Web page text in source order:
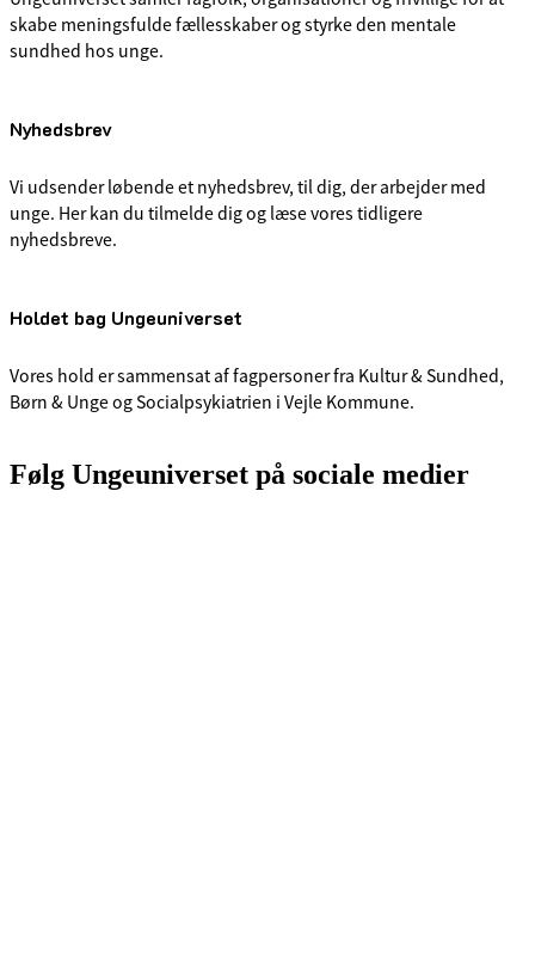
skabe meningsfulde fællesskaber og styrke den mentale
sundhed hos unge.
Nyhedsbrev
Vi udsender løbende et nyhedsbrev, til dig, der arbejder med
unge. Her kan du tilmelde dig og læse vores tidligere
nyhedsbreve.
Holdet bag Ungeuniverset
Vores hold er sammensat af fagpersoner fra Kultur & Sundhed,
Børn & Unge og Socialpsykiatrien i Vejle Kommune.
Følg Ungeuniverset på sociale medier